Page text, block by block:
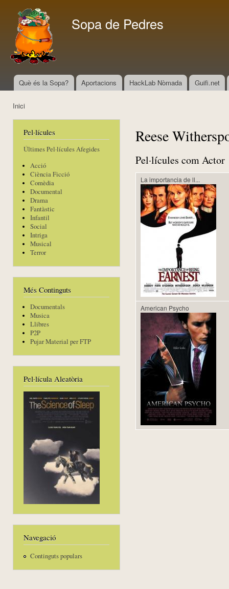
Sopa de Pedres
Menú principal
Què és la Sopa? Aportacions HackLab Nòmada Guifi.net
Inici
Pel·lícules
Últimes Pel·lícules Afegides
Acció
Ciència Ficció
Comèdia
Documental
Drama
Fantàstic
Infantil
Social
Intriga
Musical
Terror
Més Continguts
Documentals
Musica
Llibres
P2P
Pujar Material per FTP
Pel·lícula Aleatòria
Navegació
Continguts populars
Reese
Pel·lícules com Actor
La importancia de ll...
American Psycho